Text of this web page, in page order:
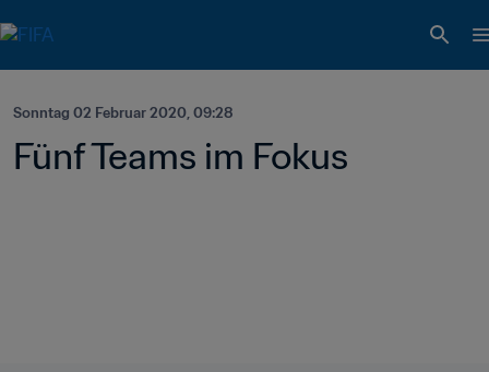
Sonntag 02 Februar 2020, 09:28
Fünf Teams im Fokus